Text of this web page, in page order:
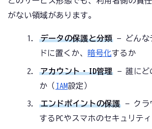
がない領域があります。
データの保護と分類 — どんな
ドに置くか、
暗号化するか
アカウント・ID管理 — 誰にど
か（ IAM設定）
エンドポイントの保護 — クラ
するPCやスマホのセキュリティ